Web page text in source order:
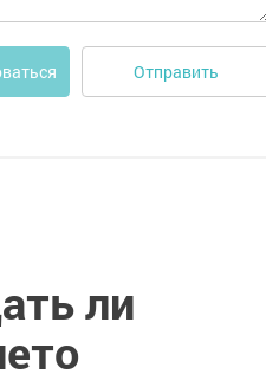
Отправить
ли